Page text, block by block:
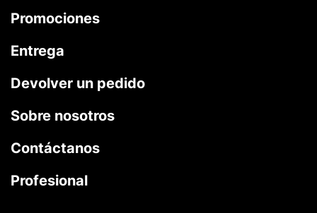
Promociones
Entrega
Devolver un pedido
Sobre nosotros
Contáctanos
Profesional